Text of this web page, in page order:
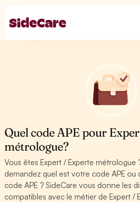
Quel code APE pour
métrologue?
Vous êtes Expert / Experte métrologue
demandez quel est votre code APE
code APE ? SideCare vous donne les
compatibles avec le métier de Expert /